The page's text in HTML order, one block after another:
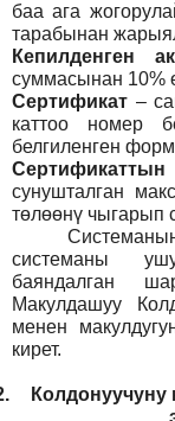
баа ага
тарабынан
Кепилденген
суммасынан 10%
Сертификат –
каттоо номер
белгиленген
сунушталган
төлөөнү чыгарып
системаны
баяндалган
Макулдашуу
менен
кирет.
Колдонуучуну